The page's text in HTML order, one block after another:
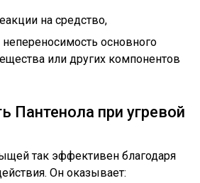
на средство,
основного
или других компонентов
Пантенола при угревой
так эффективен благодаря
Он оказывает: